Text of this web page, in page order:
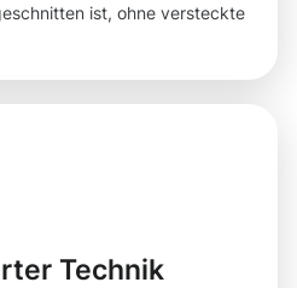
ist, ohne versteckte
Technik